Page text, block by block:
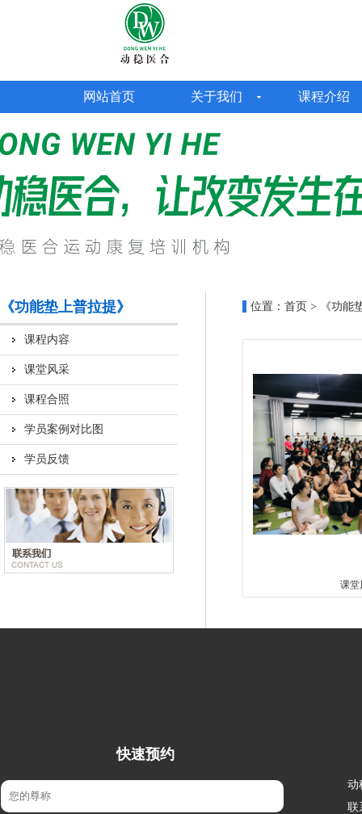
网站首页 关于我们 课程介绍
《功能垫上普拉提》
课程内容
课堂风采
课程合照
学员案例对比图
学员反馈
位置： 首页 > 《功能
课堂
快速预约
动
联